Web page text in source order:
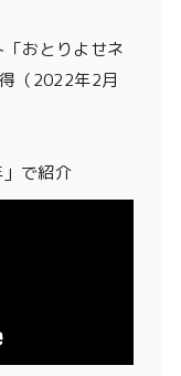
おとりよせネ
（2022年2月
で紹介